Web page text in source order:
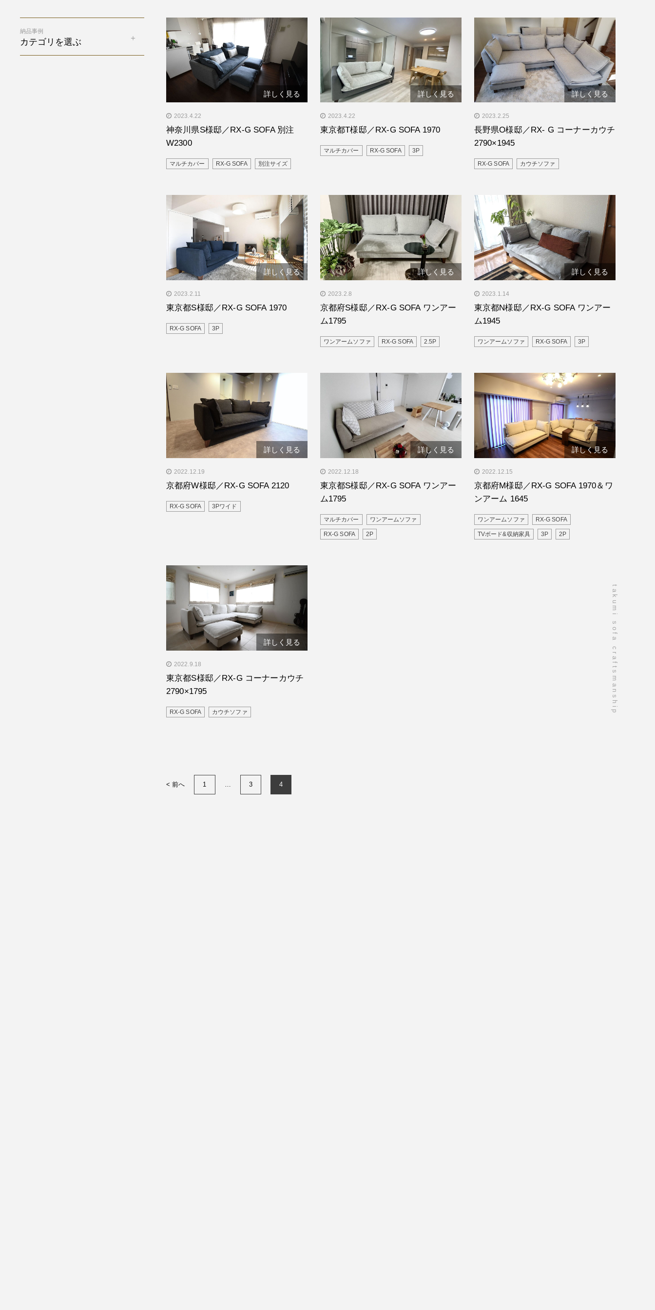
takumi sofa craftsmanship
納品事例
カテゴリを選ぶ
" alt="神奈川県S様邸／RX-G SOFA 別
注W2300"/>
詳しく見る
2023.4.22
神奈川県S様邸／RX-G SOFA 別注
W2300
マルチカバー RX-G SOFA 別注サイズ
" alt="東京都T様邸／RX-G SOFA
1970"/>
詳しく見る
2023.4.22
東京都T様邸／RX-G SOFA 1970
マルチカバー RX-G SOFA 3P
" alt="長野県O様邸／RX- G コーナーカ
ウチ 2790×1945"/>
詳しく見る
2023.2.25
長野県O様邸／RX- G コーナーカウチ
2790×1945
RX-G SOFA カウチソファ
" alt="東京都S様邸／RX-G SOFA
1970"/>
詳しく見る
2023.2.11
東京都S様邸／RX-G SOFA 1970
RX-G SOFA 3P
" alt="京都府S様邸／RX-G SOFA ワン
アーム1795"/>
詳しく見る
2023.2.8
京都府S様邸／RX-G SOFA ワンアー
ム1795
ワンアームソファ RX-G SOFA 2.5P
" alt="東京都N様邸／RX-G SOFA ワン
アーム1945"/>
詳しく見る
2023.1.14
東京都N様邸／RX-G SOFA ワンアー
ム1945
ワンアームソファ RX-G SOFA 3P
" alt="京都府W様邸／RX-G SOFA
2120"/>
詳しく見る
2022.12.19
京都府W様邸／RX-G SOFA 2120
RX-G SOFA 3Pワイド
" alt="東京都S様邸／RX-G SOFA ワン
アーム1795"/>
詳しく見る
2022.12.18
東京都S様邸／RX-G SOFA ワンアー
ム1795
マルチカバー ワンアームソファ
RX-G SOFA 2P
" alt="京都府M様邸／RX-G SOFA 1970
＆ワンアーム 1645"/>
詳しく見る
2022.12.15
京都府M様邸／RX-G SOFA 1970＆ワ
ンアーム 1645
ワンアームソファ RX-G SOFA
TVボード&収納家具 3P 2P
" alt="東京都S様邸／RX-G コーナーカ
ウチ 2790×1795"/>
詳しく見る
2022.9.18
東京都S様邸／RX-G コーナーカウチ
2790×1795
RX-G SOFA カウチソファ
< 前へ 1 3 4